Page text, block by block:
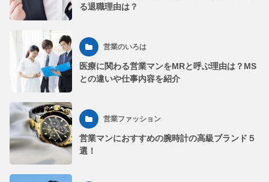
る退職理由は？
営業のいろは
医療に関わる営業マンをMRと呼ぶ理由は？MS
との違いや仕事内容を紹介
営業ファッション
営業マンにおすすめの腕時計の高級ブランド５
選！